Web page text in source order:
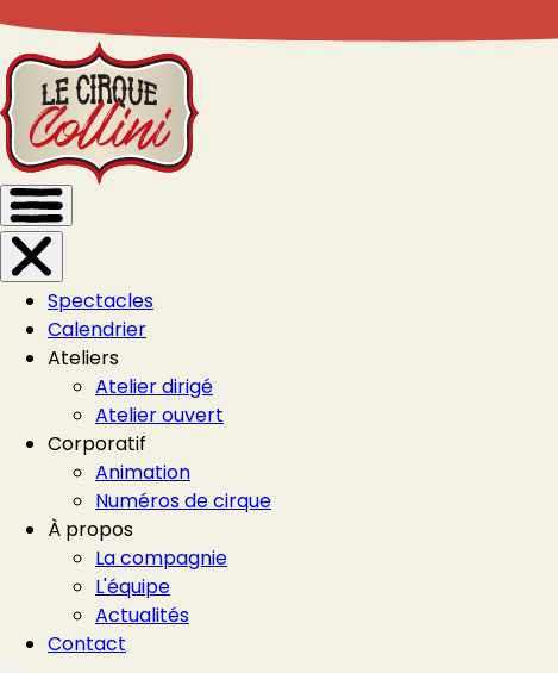
Spectacles
Calendrier
Ateliers
Atelier dirigé
Atelier ouvert
Corporatif
Animation
Numéros de cirque
À propos
La compagnie
L'équipe
Actualités
Contact